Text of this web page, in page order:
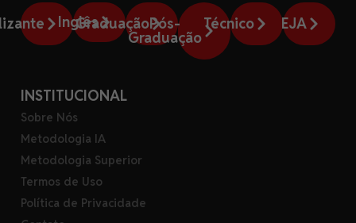
Inglês
GraduaçãoPós-
Graduação
Técnico EJA
INSTITUCIONAL
Sobre Nós
Metodologia IA
Metodologia Superior
Termos de Uso
Política de Privacidade